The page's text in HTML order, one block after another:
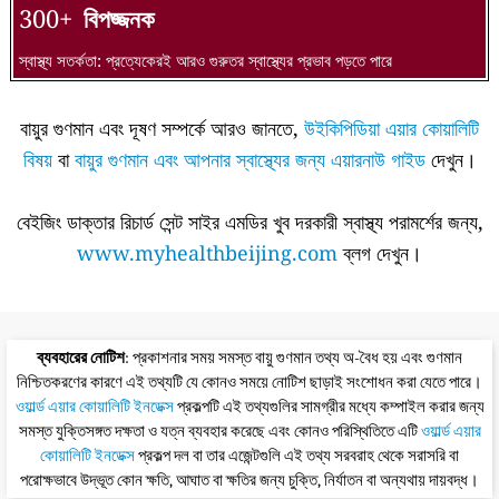
300+ বিপজ্জনক
স্বাস্থ্য সতর্কতা: প্রত্যেকেরই আরও গুরুতর স্বাস্থ্যের প্রভাব পড়তে পারে
বায়ুর গুণমান এবং দূষণ সম্পর্কে আরও জানতে, উইকিপিডিয়া এয়ার কোয়ালিটি
বিষয়বাবায়ুর গুণমান এবং আপনার স্বাস্থ্যের জন্য এয়ারনাউ গাইডদেখুন।
বেইজিং ডাক্তার রিচার্ড সেন্ট সাইর এমডির খুব দরকারী স্বাস্থ্য পরামর্শের জন্য,
www.myhealthbeijing.comব্লগ দেখুন।
ব্যবহারের নোটিশ: প্রকাশনার সময় সমস্ত বায়ু গুণমান তথ্য অ-বৈধ হয় এবং গুণমান
নিশ্চিতকরণের কারণে এই তথ্যটি যে কোনও সময়ে নোটিশ ছাড়াই সংশোধন করা যেতে পারে।
ওয়ার্ল্ড এয়ার কোয়ালিটি ইনডেক্সপ্রকল্পটি এই তথ্যগুলির সামগ্রীর মধ্যে কম্পাইল করার জন্য
সমস্ত যুক্তিসঙ্গত দক্ষতা ও যত্ন ব্যবহার করেছে এবং কোনও পরিস্থিতিতে এটিওয়ার্ল্ড এয়ার
কোয়ালিটি ইনডেক্সপ্রকল্প দল বা তার এজেন্টগুলি এই তথ্য সরবরাহ থেকে সরাসরি বা
পরোক্ষভাবে উদ্ভূত কোন ক্ষতি, আঘাত বা ক্ষতির জন্য চুক্তি, নির্যাতন বা অন্যথায় দায়বদ্ধ।